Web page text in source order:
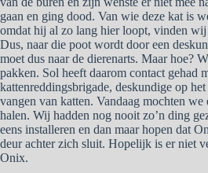
gaan en ging dood. Van wie deze kat is
omdat hij al zo lang hier loopt, vinden
Dus, naar die poot wordt door een
moet dus naar de dierenarts. Maar hoe?
pakken. Sol heeft daarom contact gehad
kattenreddingsbrigade, deskundige op
vangen van katten. Vandaag mochten we
halen. Wij hadden nog nooit zo’n ding
eens installeren en dan maar hopen dat
deur achter zich sluit. Hopelijk is er niet
Onix.